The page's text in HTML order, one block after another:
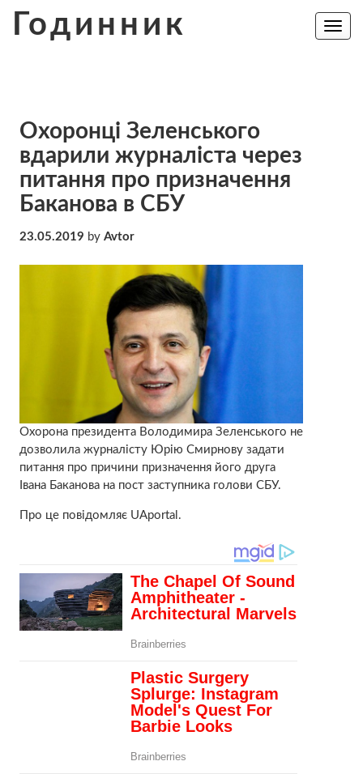
Годинник
Toggle
Охоронці Зеленського
вдарили журналіста через
питання про призначення
Баканова в СБУ
23.05.2019 by Avtor
Охорона президента Володимира Зеленського не
дозволила журналісту Юрію Смирнову задати
питання про причини призначення його друга
Івана Баканова на пост заступника голови СБУ.
Про це повідомляє UAportal.